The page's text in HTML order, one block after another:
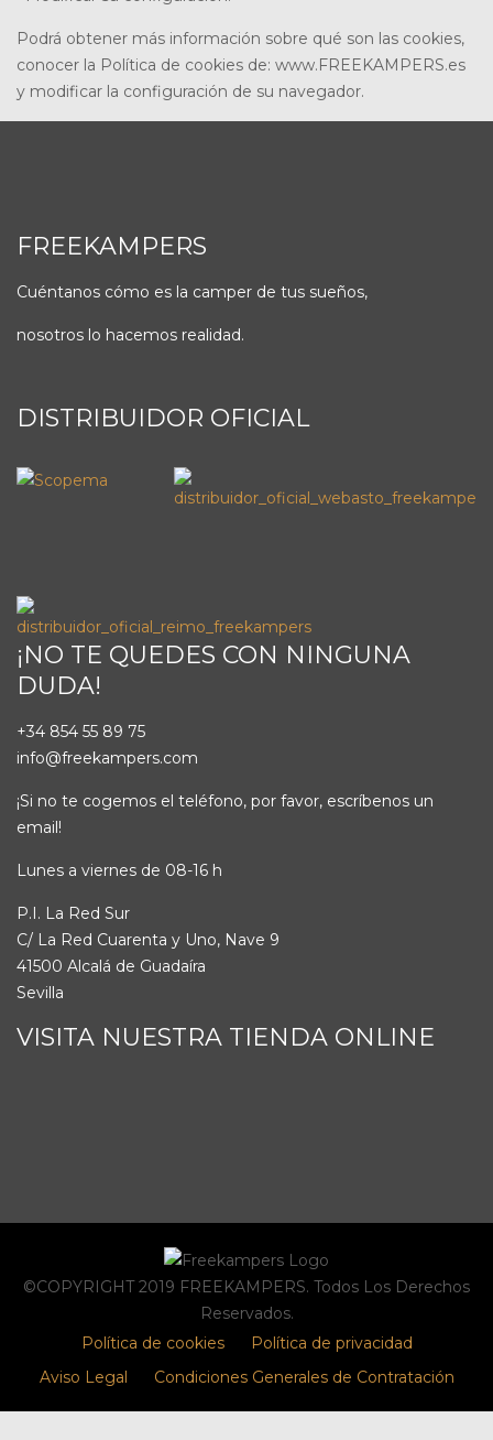
Podrá obtener más información sobre qué son las cookies,
conocer la Política de cookies de: www.FREEKAMPERS.es
y modificar la configuración de su navegador.
FREEKAMPERS
Cuéntanos cómo es la camper de tus sueños,
nosotros lo hacemos realidad.
DISTRIBUIDOR OFICIAL
¡NO TE QUEDES CON NINGUNA
DUDA!
+34 854 55 89 75
info@freekampers.com
¡Si no te cogemos el teléfono, por favor, escríbenos un
email!
Lunes a viernes de 08-16 h
P.I. La Red Sur
C/ La Red Cuarenta y Uno, Nave 9
41500 Alcalá de Guadaíra
Sevilla
VISITA NUESTRA TIENDA ONLINE
©COPYRIGHT 2019 FREEKAMPERS. Todos Los Derechos
Reservados.
Política de cookies
Política de privacidad
Aviso Legal
Condiciones Generales de Contratación